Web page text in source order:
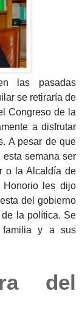
las pasadas
se retiraría de
Congreso de la
a disfrutar
A pesar de que
esta semana ser
o la Alcaldía de
Honorio les dijo
del gobierno
la política. Se
familia y a sus
del